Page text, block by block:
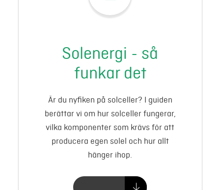
Solenergi - så
funkar det
Är du nyfiken på solceller? I guiden
berättar vi om hur solceller fungerar,
vilka komponenter som krävs för att
producera egen solel och hur allt
hänger ihop.